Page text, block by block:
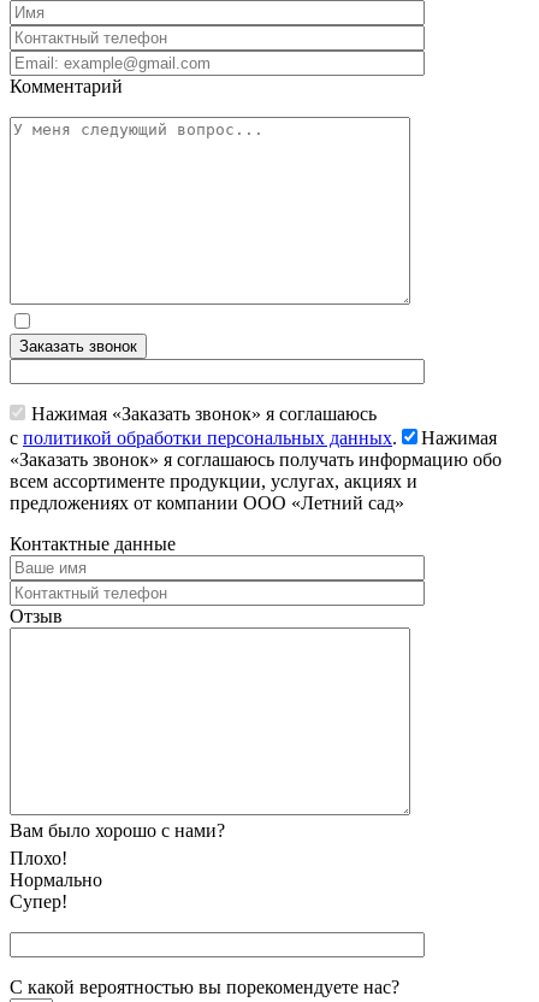
Комментарий
Заказать звонок
Нажимая «Заказать звонок» я соглашаюсь
с политикой обработки персональных данных.
Нажимая
«Заказать звонок» я соглашаюсь получать информацию обо
всем ассортименте продукции, услугах, акциях и
предложениях от компании ООО «Летний сад»
Контактные данные
Отзыв
Вам было хорошо с нами?
Плохо!
Нормально
Супер!
С какой вероятностью вы порекомендуете наc?